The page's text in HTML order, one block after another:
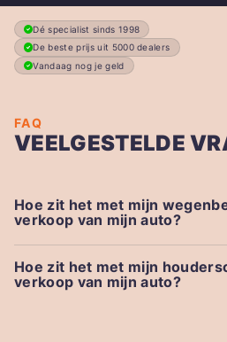
Dé specialist sinds 1998
De beste prijs uit 5000 dealers
Vandaag nog je geld
FAQ
VEELGESTELDE
Hoe zit het met mijn
verkoop van mijn auto?
Hoe zit het met mijn
verkoop van mijn auto?